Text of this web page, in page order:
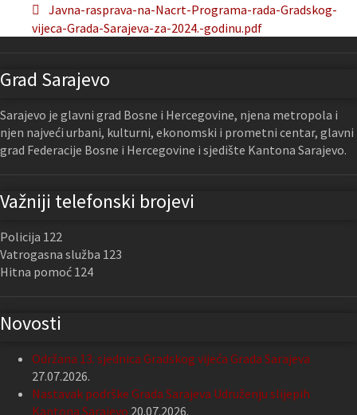
Javna-rasprava-na-Nacrt-Programa-rada-Gradskog-
vijeca-Grada-Sarajeva-za-2024.-godinu.pdf
Grad Sarajevo
Sarajevo je glavni grad Bosne i Hercegovine, njena metropola i
njen najveći urbani, kulturni, ekonomski i prometni centar, glavni
grad Federacije Bosne i Hercegovine i sjedište Kantona Sarajevo.
Važniji telefonski brojevi
Policija 122
Vatrogasna služba 123
Hitna pomoć 124
Novosti
Održana 13. sjednica Gradskog vijeća Grada Sarajeva
27.07.2026.
Nastavak podrške Grada Sarajeva Udruženju slijepih
Kantona Sarajevo 20.07.2026.